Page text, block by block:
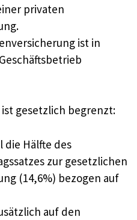
privaten
ist in
ist gesetzlich begrenzt:
die Hälfte des
zur gesetzlichen
(14,6%) bezogen auf
auf den